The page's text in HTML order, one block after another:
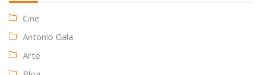
Cine
Antonio Gala
Arte